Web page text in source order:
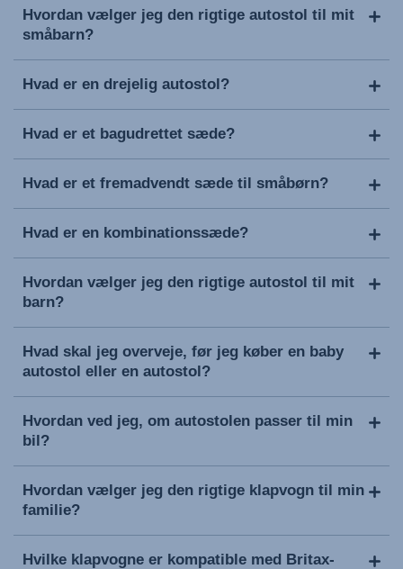
Hvordan vælger jeg den rigtige autostol til mit
småbarn?
Hvad er en drejelig autostol?
Hvad er et bagudrettet sæde?
Hvad er et fremadvendt sæde til småbørn?
Hvad er en kombinationssæde?
Hvordan vælger jeg den rigtige autostol til mit
barn?
Hvad skal jeg overveje, før jeg køber en baby
autostol eller en autostol?
Hvordan ved jeg, om autostolen passer til min
bil?
Hvordan vælger jeg den rigtige klapvogn til min
familie?
Hvilke klapvogne er kompatible med Britax-